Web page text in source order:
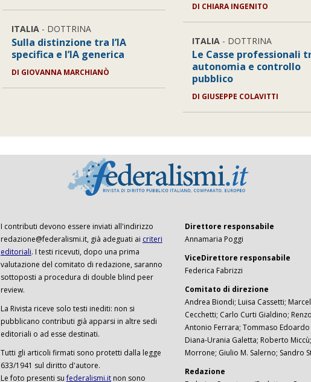
ITALIA - DOTTRINA
Sulla distinzione tra l’IA
specifica e l’IA generica
DI GIOVANNA MARCHIANÒ
DI CHIARA INGENITO
ITALIA- DOTTRINA
Le Casse professionali
autonomia e controllo
pubblico
DI GIUSEPPE COLAVITTI
I contributi devono essere inviati all'indirizzo
redazione@federalismi.it, già adeguati ai criteri
editoriali. I testi ricevuti, dopo una prima
valutazione del comitato di redazione, saranno
sottoposti a procedura di double blind peer
review.
La Rivista riceve solo testi inediti: non si
pubblicano contributi già apparsi in altre sedi
editoriali o ad esse destinati.
Tutti gli articoli firmati sono protetti dalla legge
633/1941 sul diritto d'autore.
Le foto presenti sufederalismi.itnon sono
Direttore responsabile
Annamaria Poggi
ViceDirettore responsabile
Federica Fabrizzi
Comitato di direzione
Andrea Biondi; Luisa Cassetti;
Cecchetti; Carlo Curti Gialdino;
Antonio Ferrara; Tommaso Edoardo
Diana-Urania Galetta; Roberto
Morrone; Giulio M. Salerno; Sandro
Redazione